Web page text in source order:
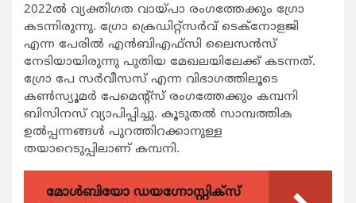
2022ല്‍ വ്യക്തിഗത വായ്പാ രംഗത്തേക്കും ഗ്രോ
കടന്നിരുന്നു. ഗ്രോ ക്രെഡിറ്റ്‌സര്‍വ് ടെക്‌നോളജി
എന്ന പേരില്‍ എന്‍ബിഎഫ്‌സി ലൈസന്‍സ്
നേടിയായിരുന്നു പുതിയ മേഖലയിലേക്ക് കടന്നത്.
ഗ്രോ പേ സര്‍വീസസ് എന്ന വിഭാഗത്തിലൂടെ
കണ്‍സ്യൂമര്‍ പേമെന്റ്‌സ് രംഗത്തേക്കും കമ്പനി
ബിസിനസ് വ്യാപിപ്പിച്ചു. കൂടുതല്‍ സാമ്പത്തിക
ഉല്‍പ്പന്നങ്ങള്‍ പുറത്തിറക്കാനുള്ള
തയാറെടുപ്പിലാണ് കമ്പനി.
മോൾബിയോ ഡയഗ്നോസ്റ്റിക്സ്